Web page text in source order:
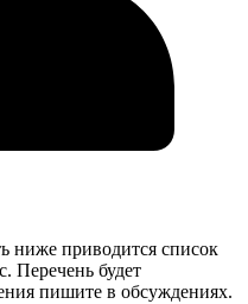
ниже приводится список
Перечень будет
пишите в обсуждениях.